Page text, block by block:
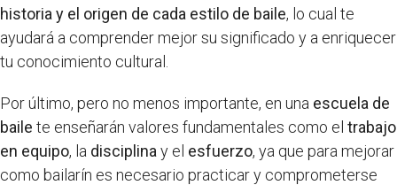
historia y el origen de cada estilo de baile, lo cual te
ayudará a comprender mejor su significado y a enriquecer
tu conocimiento cultural.
Por último, pero no menos importante, en una escuela de
baile te enseñarán valores fundamentales como el trabajo
en equipo, la disciplina y el esfuerzo, ya que para mejorar
como bailarín es necesario practicar y comprometerse